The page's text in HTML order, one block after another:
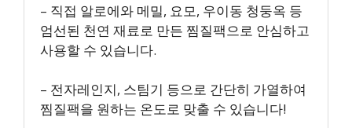
– 직접 알로에와 메밀, 요모, 우이동 청둥옥 등
엄선된 천연 재료로 만든 찜질팩으로 안심하고
사용할 수 있습니다.
– 전자레인지, 스팀기 등으로 간단히 가열하여
찜질팩을 원하는 온도로 맞출 수 있습니다!